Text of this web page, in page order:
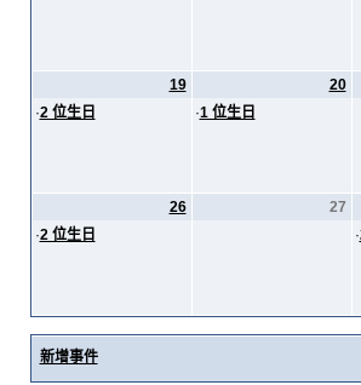
19
·2 位生日
20
·1 位生日
26
·2 位生日
27
·
新增事件